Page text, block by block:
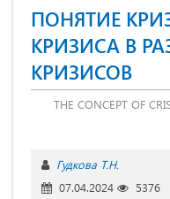
ПОНЯТИЕ
КРИЗИСА В
КРИЗИСОВ
THE CONCEPT OF
Гудкова Т.Н.
07.04.2024
5376